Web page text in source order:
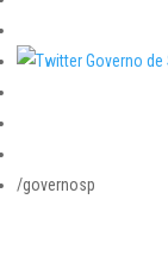
/governosp